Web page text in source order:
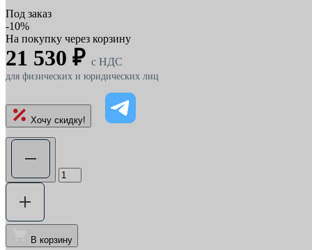
Под заказ
-10%
На покупку через корзину
21 530 ₽ c НДС
для физических и юридических лиц
Хочу скидку!
В корзину